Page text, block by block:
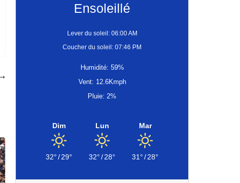
Ensoleillé
Lever du soleil: 06:00 AM
Coucher du soleil: 07:46 PM
Humidité: 59%
Vent: 12.6Kmph
Pluie: 2%
Dim
32°/29°
Lun
32°/28°
Mar
31°/28°